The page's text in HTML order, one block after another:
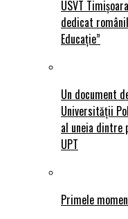
USVT
dedicat
Educație”
Un document
Universității
al uneia dintre
UPT
Primele